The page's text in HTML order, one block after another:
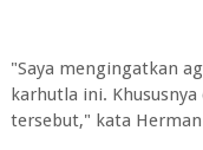
"Saya mengingatkan
karhutla ini.
tersebut," kata Herman